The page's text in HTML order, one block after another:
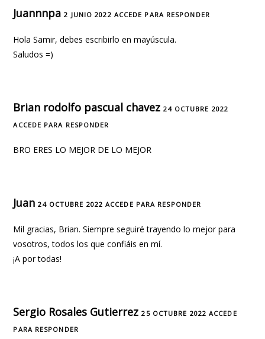
Juannnpa 2 JUNIO 2022 ACCEDE PARA RESPONDER
Hola Samir, debes escribirlo en mayúscula.
Saludos =)
Brian rodolfo pascual chavez24 OCTUBRE 2022
ACCEDE PARA RESPONDER
BRO ERES LO MEJOR DE LO MEJOR
Juan 24 OCTUBRE 2022 ACCEDE PARA RESPONDER
Mil gracias, Brian. Siempre seguiré trayendo lo mejor para
vosotros, todos los que confiáis en mí.
¡A por todas!
Sergio Rosales Gutierrez25 OCTUBRE 2022 ACCEDE
PARA RESPONDER